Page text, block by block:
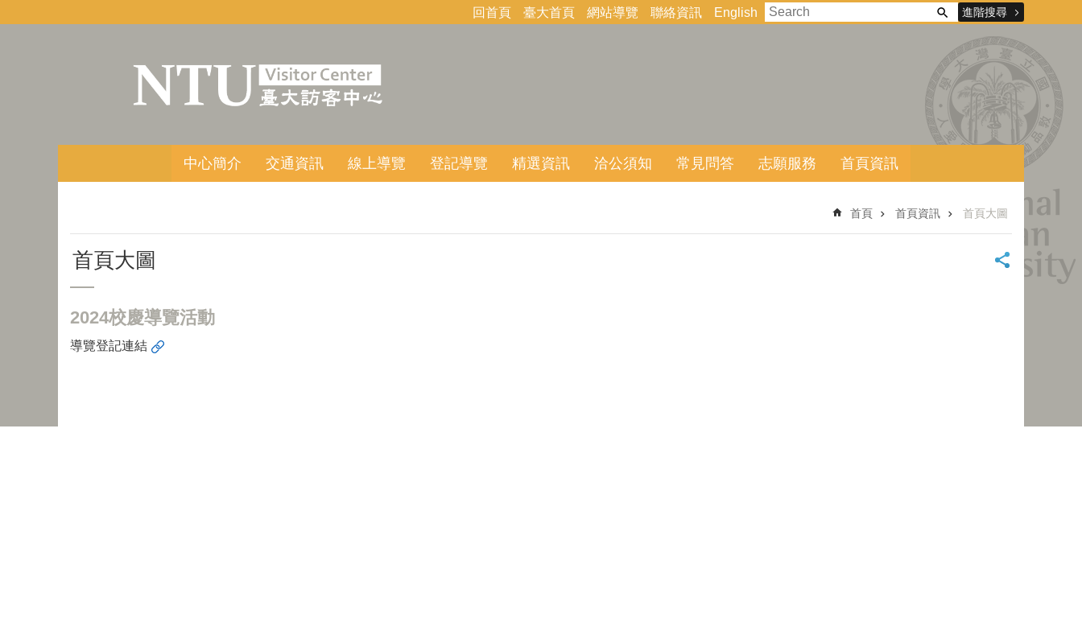
回首頁 臺大首頁 網站導覽 聯絡資訊 English 進階搜尋
中心簡介 交通資訊 線上導覽 登記導覽 精選資訊 洽公須知 常見問答 志願服務 首頁資訊
首頁 首頁資訊 首頁大圖
首頁大圖
2024校慶導覽活動
導覽登記連結